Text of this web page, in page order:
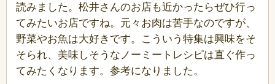
読みました。松井さんのお店も近かったらぜひ行っ
てみたいお店ですね。元々お肉は苦手なのですが、
野菜やお魚は大好きです。こういう特集は興味をそ
そられ、美味しそうなノーミートレシピは直ぐ作っ
てみたくなります。参考になりました。